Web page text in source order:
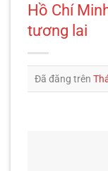
Hồ Chí
tương lai
Đã đăng trên